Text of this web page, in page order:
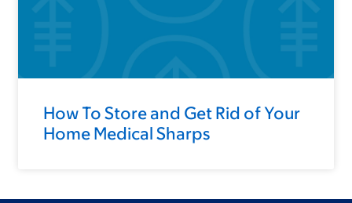
How To Store and Get Rid of Your
Home Medical Sharps